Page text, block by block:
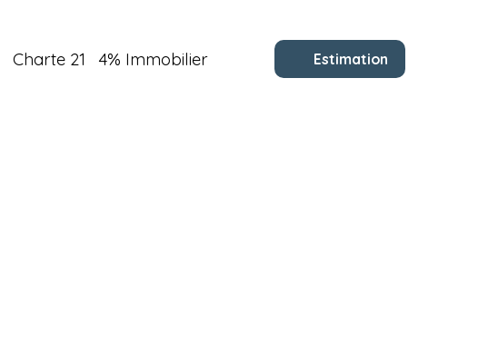
Charte 21 4% Immobilier Estimation